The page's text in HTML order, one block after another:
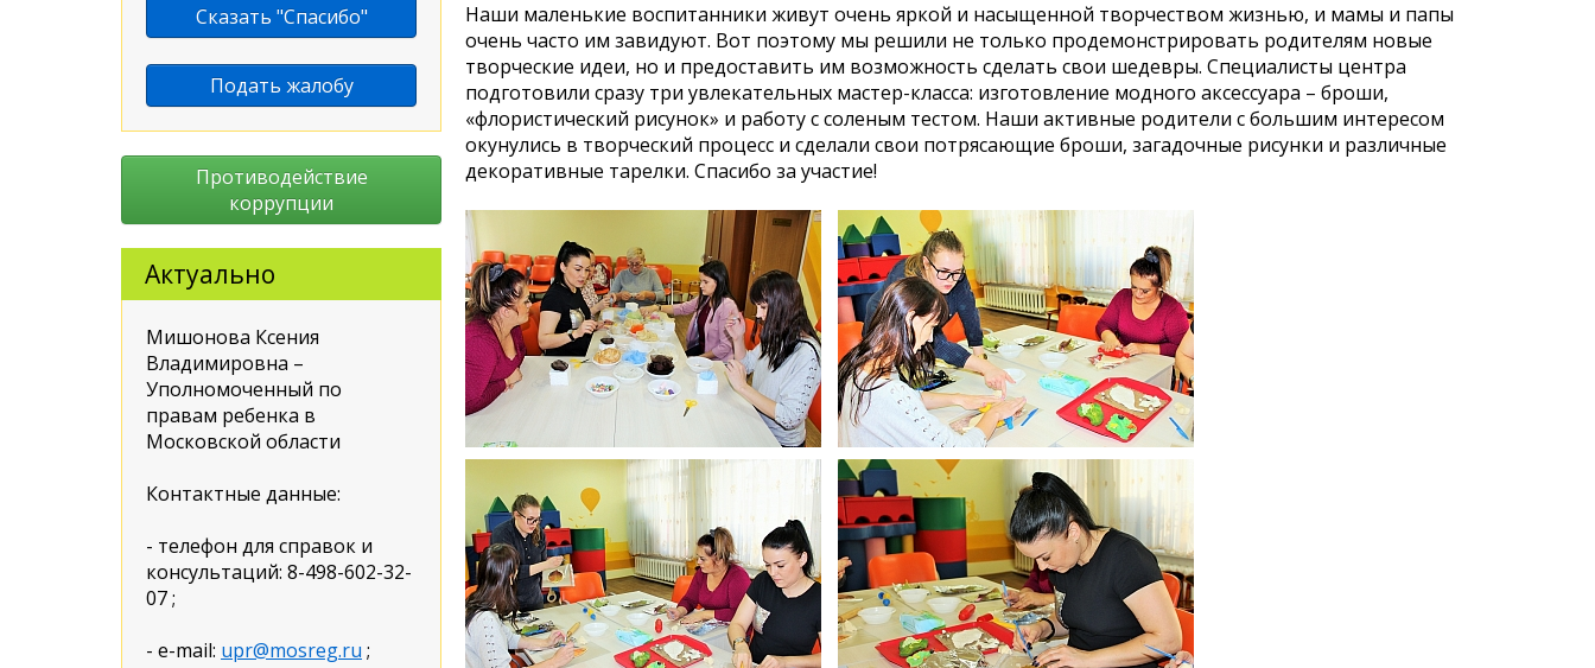
Наши маленькие воспитанники живут очень яркой и насыщенной творчеством жизнью, и мамы и папы
очень часто им завидуют. Вот поэтому мы решили не только продемонстрировать родителям новые
творческие идеи, но и предоставить им возможность сделать свои шедевры. Специалисты центра
подготовили сразу три увлекательных мастер-класса: изготовление модного аксессуара – броши,
«флористический рисунок» и работу с соленым тестом. Наши активные родители с большим интересом
окунулись в творческий процесс и сделали свои потрясающие броши, загадочные рисунки и различные
декоративные тарелки. Спасибо за участие!
Сказать "Спасибо"
Подать жалобу
Противодействие
коррупции
Актуально
Мишонова Ксения
Владимировна –
Уполномоченный по
правам ребенка в
Московской области
Контактные данные:
- телефон для справок и
консультаций: 8-498-602-32-
07 ;
- e-mail: upr@mosreg.ru ;